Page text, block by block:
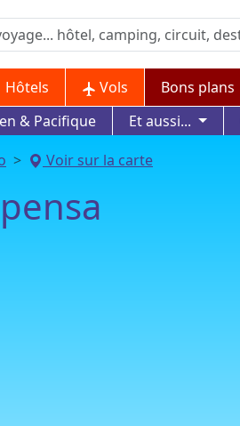
Hôtels Vols Bons plans
& Pacifique Et aussi...
Voir sur la carte